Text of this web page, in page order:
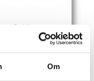
Om